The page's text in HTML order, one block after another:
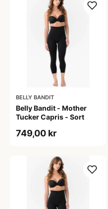
BELLY BANDIT
Belly Bandit - Mother
Tucker Capris - Sort
749,00 kr